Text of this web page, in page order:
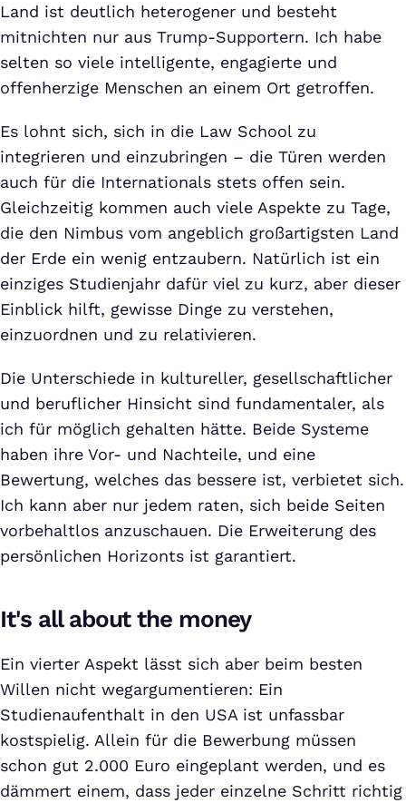
Land ist deutlich heterogener und besteht
mitnichten nur aus Trump-Supportern. Ich habe
selten so viele intelligente, engagierte und
offenherzige Menschen an einem Ort getroffen.
Es lohnt sich, sich in die Law School zu
integrieren und einzubringen – die Türen werden
auch für die Internationals stets offen sein.
Gleichzeitig kommen auch viele Aspekte zu Tage,
die den Nimbus vom angeblich großartigsten Land
der Erde ein wenig entzaubern. Natürlich ist ein
einziges Studienjahr dafür viel zu kurz, aber dieser
Einblick hilft, gewisse Dinge zu verstehen,
einzuordnen und zu relativieren.
Die Unterschiede in kultureller, gesellschaftlicher
und beruflicher Hinsicht sind fundamentaler, als
ich für möglich gehalten hätte. Beide Systeme
haben ihre Vor- und Nachteile, und eine
Bewertung, welches das bessere ist, verbietet sich.
Ich kann aber nur jedem raten, sich beide Seiten
vorbehaltlos anzuschauen. Die Erweiterung des
persönlichen Horizonts ist garantiert.
It's all about the money
Ein vierter Aspekt lässt sich aber beim besten
Willen nicht wegargumentieren: Ein
Studienaufenthalt in den USA ist unfassbar
kostspielig. Allein für die Bewerbung müssen
schon gut 2.000 Euro eingeplant werden, und es
dämmert einem, dass jeder einzelne Schritt richtig